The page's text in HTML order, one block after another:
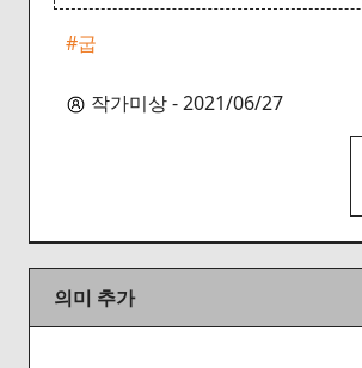
#굽
작가미상 - 2021/06/27
의미 추가